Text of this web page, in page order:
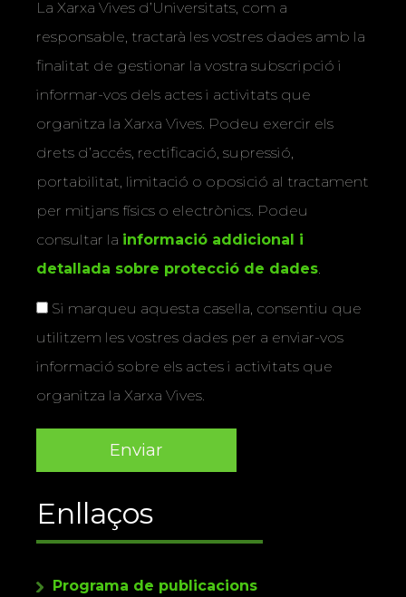
La Xarxa Vives d’Universitats, com a
responsable, tractarà les vostres dades amb la
finalitat de gestionar la vostra subscripció i
informar-vos dels actes i activitats que
organitza la Xarxa Vives. Podeu exercir els
drets d’accés, rectificació, supressió,
portabilitat, limitació o oposició al tractament
per mitjans físics o electrònics. Podeu
consultar la informació addicional i
detallada sobre protecció de dades.
Si marqueu aquesta casella, consentiu que
utilitzem les vostres dades per a enviar-vos
informació sobre els actes i activitats que
organitza la Xarxa Vives.
Enllaços
Programa de publicacions